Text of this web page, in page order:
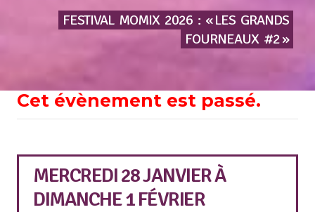
FESTIVAL MOMIX 2026 : « LES GRANDS
FOURNEAUX #2 »
Cet évènement est passé.
MERCREDI 28 JANVIERÀ
DIMANCHE 1 FÉVRIER